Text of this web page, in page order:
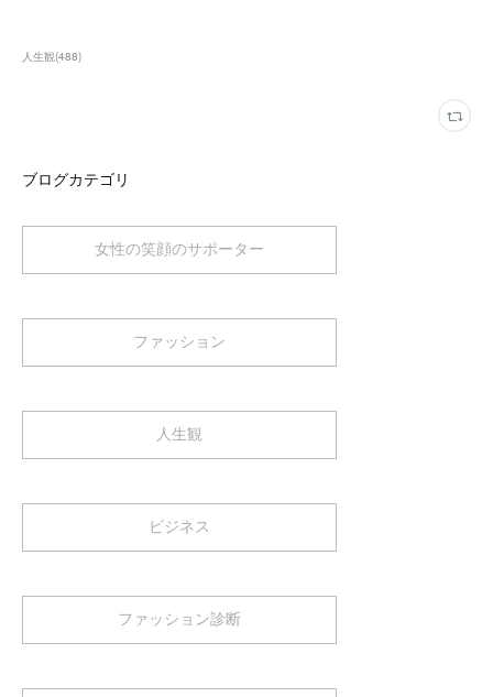
人生観(488)
ブログカテゴリ
女性の笑顔のサポーター
ファッション
人生観
ビジネス
ファッション診断